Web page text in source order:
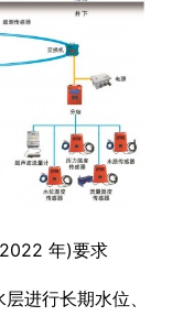
年)要求
进行长期水位、